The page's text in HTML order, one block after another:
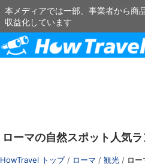
本メディアでは一部、事業者から商
収益化しています
ローマの自然スポット人気
HowTravel トップ/ ローマ / 観光 / ロ